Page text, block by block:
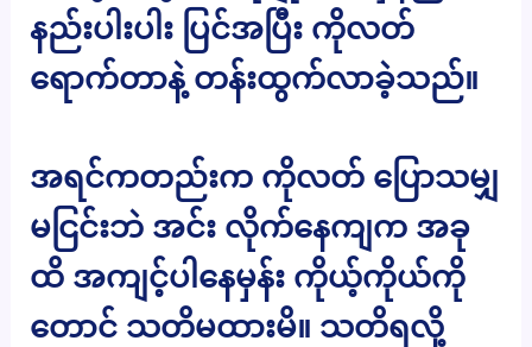
နည်းပါးပါး ပြင်အပြီး ကိုလတ်
ရောက်တာနဲ့ တန်းထွက်လာခဲ့သည်။
အရင်ကတည်းက ကိုလတ် ပြောသမျှ
မငြင်းဘဲ အင်း လိုက်နေကျက အခု
ထိ အကျင့်ပါနေမှန်း ကိုယ့်ကိုယ်ကို
တောင် သတိမထားမိ။ သတိရလို့